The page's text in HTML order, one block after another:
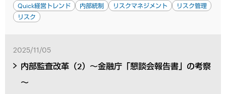
Quick経営トレンド 内部統制 リスクマネジメント
リスク管理
リスク
2025/11/05
内部監査改革（2）～金融庁「懇談会報告書」の考察
～